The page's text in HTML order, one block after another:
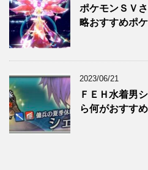
ポケモンＳＶ
略おすすめポ
2023/06/21
ＦＥＨ水着男
ら何がおすす